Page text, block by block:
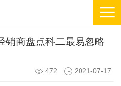
销商盘点科二最易忽略
472 2021-07-17